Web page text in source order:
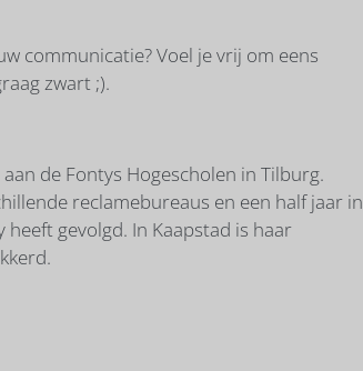
communicatie? Voel je vrij om eens
zwart ;).
de Fontys Hogescholen in Tilburg.
reclamebureaus en een half jaar in
gevolgd. In Kaapstad is haar